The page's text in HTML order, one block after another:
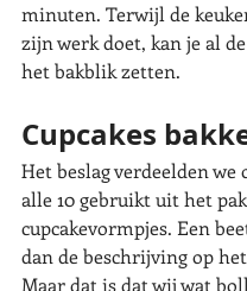
minuten. Terwijl de
zijn werk doet, kan je al
het bakblik zetten.
Cupcakes
Het beslag verdeelden we
alle 10 gebruikt uit het
cupcakevormpjes. Een
dan de beschrijving op
Maar dat is dat wij wat